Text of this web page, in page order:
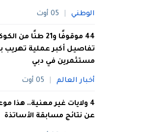
الوطني 05 أوت
44 موقوفًا و21 طنًا من
تفاصيل أكبر عملية تهريب
مستثمرين في دبي
أخبار العالم 05 أوت
4 ولايات غير معنية.. هذا
عن نتائج مسابقة الأساتذة